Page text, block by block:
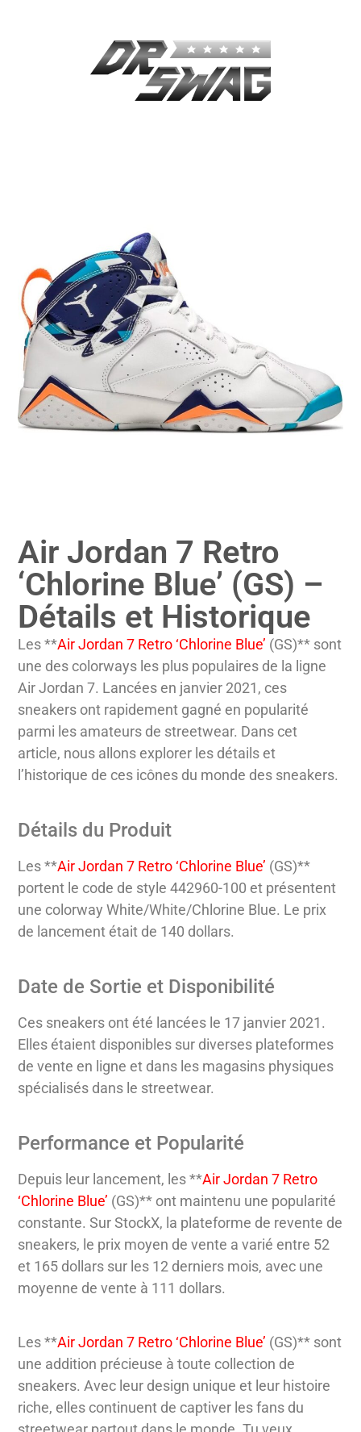
Air Jordan 7 Retro
‘Chlorine Blue’ (GS) –
Détails et Historique
Les **Air Jordan 7 Retro ‘Chlorine Blue’ (GS)** sont
une des colorways les plus populaires de la ligne
Air Jordan 7. Lancées en janvier 2021, ces
sneakers ont rapidement gagné en popularité
parmi les amateurs de streetwear. Dans cet
article, nous allons explorer les détails et
l’historique de ces icônes du monde des sneakers.
Détails du Produit
Les **Air Jordan 7 Retro ‘Chlorine Blue’ (GS)**
portent le code de style 442960-100 et présentent
une colorway White/White/Chlorine Blue. Le prix
de lancement était de 140 dollars.
Date de Sortie et Disponibilité
Ces sneakers ont été lancées le 17 janvier 2021.
Elles étaient disponibles sur diverses plateformes
de vente en ligne et dans les magasins physiques
spécialisés dans le streetwear.
Performance et Popularité
Depuis leur lancement, les **Air Jordan 7 Retro
‘Chlorine Blue’ (GS)** ont maintenu une popularité
constante. Sur StockX, la plateforme de revente de
sneakers, le prix moyen de vente a varié entre 52
et 165 dollars sur les 12 derniers mois, avec une
moyenne de vente à 111 dollars.
Les **Air Jordan 7 Retro ‘Chlorine Blue’ (GS)** sont
une addition précieuse à toute collection de
sneakers. Avec leur design unique et leur histoire
riche, elles continuent de captiver les fans du